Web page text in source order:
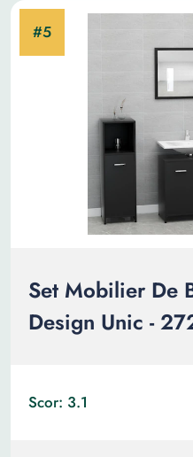
Set Mobilier De
Design Unic -
Scor: 3.1